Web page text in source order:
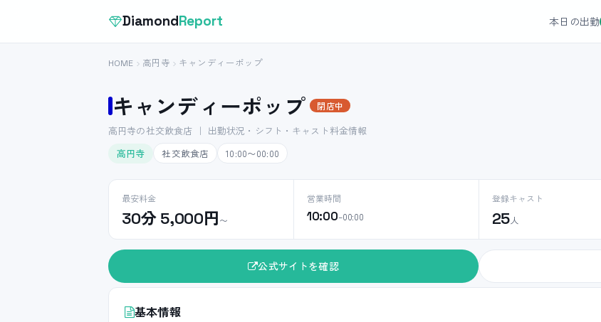
DiamondReport 本日の出勤
HOME 高円寺 キャンディーポップ
キャンディーポップ 閉店中
高円寺の社交飲食店 ｜ 出勤状況・シフト・キャスト料金情報
高円寺
社交飲食店 10:00〜00:00
最安料金
30分 5,000円〜
営業時間
10:00–00:00
登録キャスト
25人
公式サイトを確認
基本情報